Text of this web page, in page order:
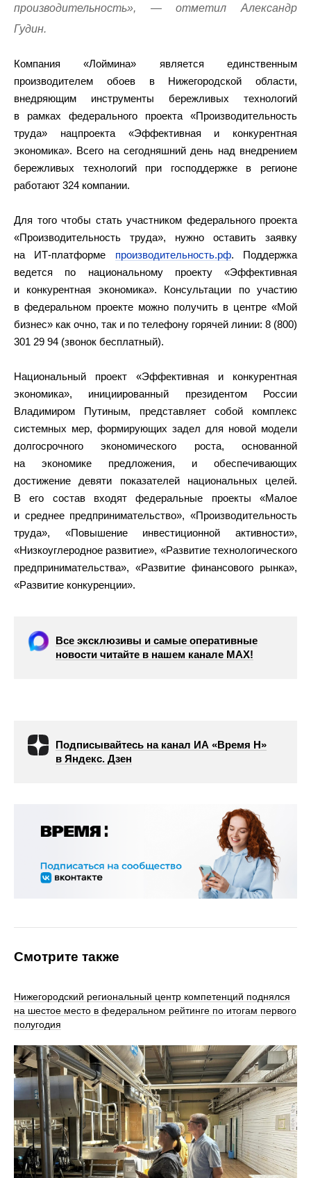
производительность», — отметил Александр
Гудин.
Компания «Лоймина» является единственным
производителем обоев в Нижегородской области,
внедряющим инструменты бережливых технологий
в рамках федерального проекта «Производительность
труда» нацпроекта «Эффективная и конкурентная
экономика». Всего на сегодняшний день над внедрением
бережливых технологий при господдержке в регионе
работают 324 компании.
Для того чтобы стать участником федерального проекта
«Производительность труда», нужно оставить заявку
на ИТ-платформе производительность.рф. Поддержка
ведется по национальному проекту «Эффективная
и конкурентная экономика». Консультации по участию
в федеральном проекте можно получить в центре «Мой
бизнес» как очно, так и по телефону горячей линии: 8 (800)
301 29 94 (звонок бесплатный).
Национальный проект «Эффективная и конкурентная
экономика», инициированный президентом России
Владимиром Путиным, представляет собой комплекс
системных мер, формирующих задел для новой модели
долгосрочного экономического роста, основанной
на экономике предложения, и обеспечивающих
достижение девяти показателей национальных целей.
В его состав входят федеральные проекты «Малое
и среднее предпринимательство», «Производительность
труда», «Повышение инвестиционной активности»,
«Низкоуглеродное развитие», «Развитие технологического
предпринимательства», «Развитие финансового рынка»,
«Развитие конкуренции».
Все эксклюзивы и самые оперативные
новости читайте в нашем канале МАХ!
Подписывайтесь на канал ИА «Время Н»
в Яндекс. Дзен
Смотрите также
Нижегородский региональный центр компетенций поднялся
на шестое место в федеральном рейтинге по итогам первого
полугодия